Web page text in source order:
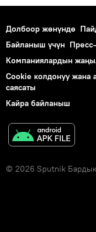
Долбоор жөнүндө
Байланыш үчүн
Компаниялардын
Cookie колдонуу жана
саясаты
Кайра байланыш
© 2026 Sputnik Бардык